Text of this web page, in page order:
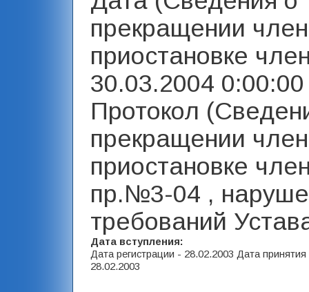
прекращении
приостановке
30.03.2004
Протокол
прекращении
приостановке
пр.№3-04 ,
требований
Дата вступления:
Дата регистрации - 28.02.2003 Дата
28.02.2003